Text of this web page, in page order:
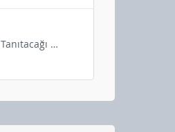
Apple’ın Eylül Ayında Tanıtacağı Cihazlar